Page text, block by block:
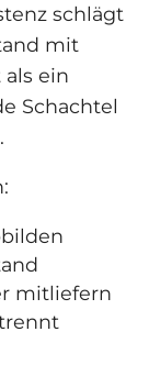
schlägt
mit
ein
Schachtel
mitliefern